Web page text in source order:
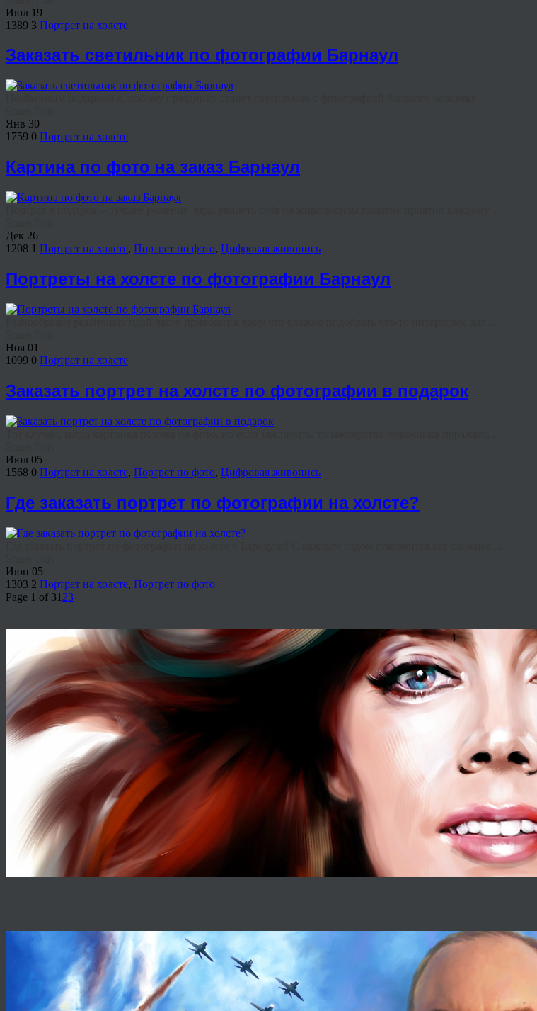
Июл 19
1389 3 Портрет на холсте
Заказать светильник по фотографии Барнаул
Янв 30
1759 0 Портрет на холсте
Картина по фото на заказ Барнаул
Дек 26
1208 1 Портрет на холсте, Портрет по фото, Цифровая живопись
Портреты на холсте по фотографии Барнаул
Ноя 01
1099 0 Портрет на холсте
Заказать портрет на холсте по фотографии в подарок
Июл 05
1568 0 Портрет на холсте, Портрет по фото, Цифровая живопись
Где заказать портрет по фотографии на холсте?
Июн 05
1303 2 Портрет на холсте, Портрет по фото
Page 1 of 31 23